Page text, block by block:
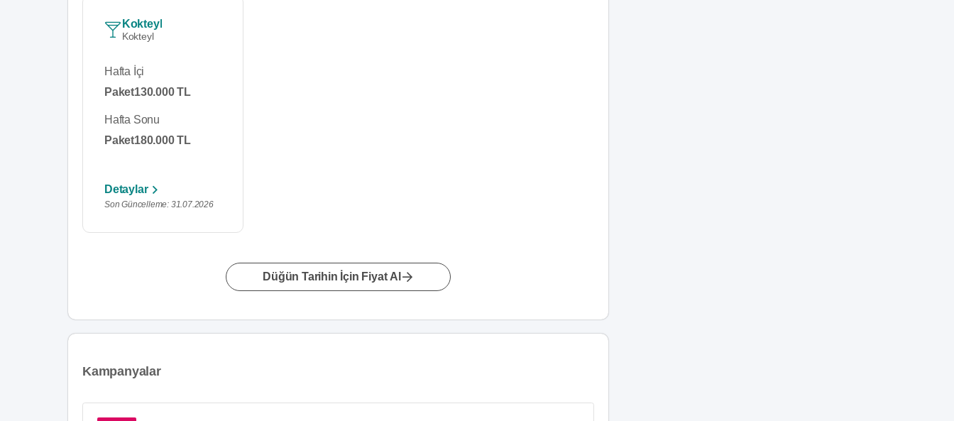
Kokteyl
Kokteyl
Hafta İçi
Paket130.000 TL
Hafta Sonu
Paket180.000 TL
Detaylar
Son Güncelleme: 31.07.2026
Düğün Tarihin İçin Fiyat Al
Kampanyalar